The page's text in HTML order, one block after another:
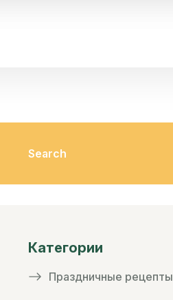
Категории
Праздничные рецепты